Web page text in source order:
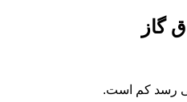
گاز
رسد کم است.